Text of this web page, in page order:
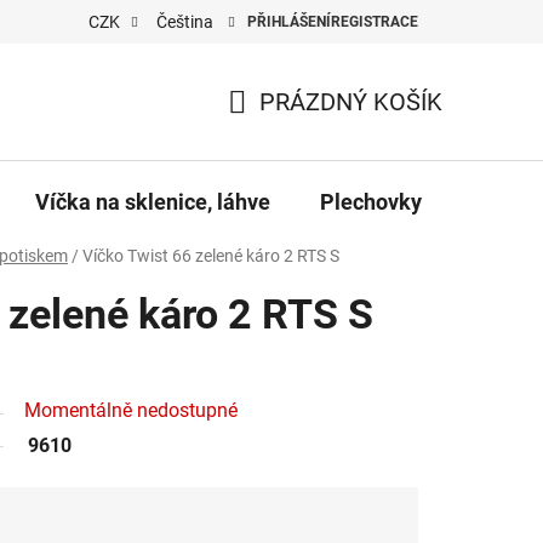
CZK Čeština PŘIHLÁŠENÍ REGISTRACE
KOŠÍK
PRÁZDNÝ KOŠÍK
Víčka na sklenice, láhve Plechovky
/ Víčko Twist 66 zelené káro 2 RTS S
káro 2 RTS S
Momentálně nedostupné
9610